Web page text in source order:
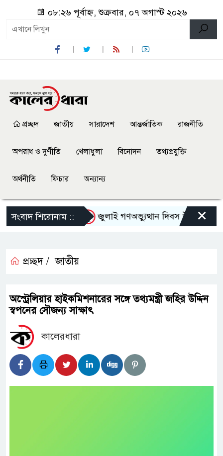
০৮:২৬ পূর্বাহ্ন, শুক্রবার, ০৭ অগাস্ট ২০২৬
প্রচ্ছদ জাতীয় সারাদেশ আন্তর্জাতিক রাজনীতি
অপরাধ ও দুর্ণীতি খেলাধুলা বিনোদন তথ্যপ্রযুক্তি
অর্থনীতি ফিচার অন্যান্য
সংবাদ শিরোনাম ::
হেনস্থার অভিযোগ জুলাই গণঅভ্যুত্থান দিবস উপলক্ষে ×
প্রচ্ছদ / জাতীয়
অস্ট্রেলিয়ার হাইকমিশনারের সঙ্গে তথ্যমন্ত্রী জহির উদ্দিন
স্বপনের সৌজন্য সাক্ষাৎ
কালেরধারা